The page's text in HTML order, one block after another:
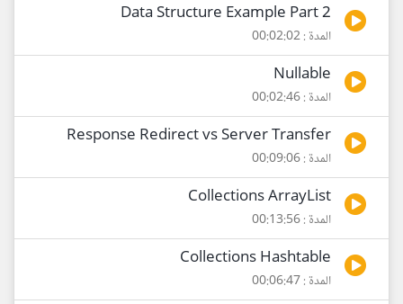
Data Structure Example Part 2
المدة : 00:02:02
Nullable
المدة : 00:02:46
Response Redirect vs Server Transfer
المدة : 00:09:06
Collections ArrayList
المدة : 00:13:56
Collections Hashtable
المدة : 00:06:47